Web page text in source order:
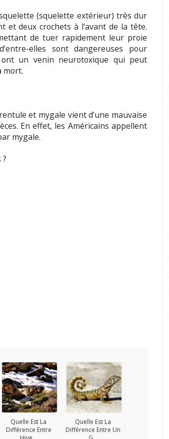
(squelette extérieur) très dur
deux crochets à l’avant de la tête.
de tuer rapidement leur proie
elles sont dangereuses pour
un venin neurotoxique qui peut
mort.
et mygale vient d’une mauvaise
En effet, les Américains appellent
mygale.
Quelle Est La
Différence Entre
Quelle Est La
Différence Entre Un